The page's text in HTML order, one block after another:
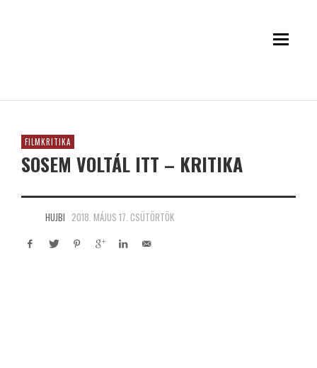
FILMKRITIKA
SOSEM VOLTÁL ITT – KRITIKA
HUJBI 2018. MÁJUS 17. CSÜTÖRTÖK